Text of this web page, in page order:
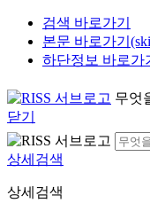
검색 바로가기
본문 바로가기
하단정보 바로가
무엇
닫기
상세검색
상세검색